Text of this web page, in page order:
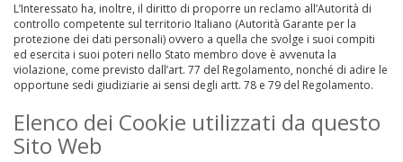
L’Interessato ha, inoltre, il diritto di proporre un reclamo all’Autorità di
controllo competente sul territorio Italiano (Autorità Garante per la
protezione dei dati personali) ovvero a quella che svolge i suoi compiti
ed esercita i suoi poteri nello Stato membro dove è avvenuta la
violazione, come previsto dall’art. 77 del Regolamento, nonché di adire le
opportune sedi giudiziarie ai sensi degli artt. 78 e 79 del Regolamento.
Elenco dei Cookie utilizzati da questo
Sito Web